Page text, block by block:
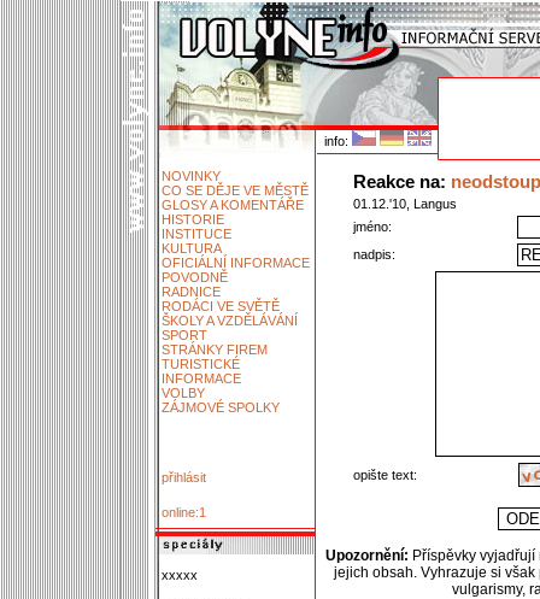
info:
NOVINKY
CO SE DĚJE VE MĚSTĚ
GLOSY A KOMENTÁŘE
HISTORIE
INSTITUCE
KULTURA
OFICIÁLNÍ INFORMACE
POVODNĚ
RADNICE
RODÁCI VE SVĚTĚ
ŠKOLY A VZDĚLÁVÁNÍ
SPORT
STRÁNKY FIREM
TURISTICKÉ
INFORMACE
VOLBY
ZÁJMOVÉ SPOLKY
přihlásit
online:1
xxxxx
Reakce na:
01.12.'10, Langus
jméno:
nadpis:
opište text:
Upozornění: Příspěvky
jejich obsah. Vyhrazuje si
vulgarismy,